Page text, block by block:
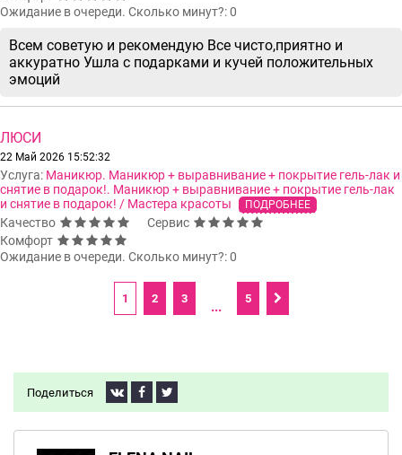
Поделиться
Ожидание в очереди. Сколько минут?: 0
Всем советую и рекомендую Все чисто,приятно и
аккуратно Ушла с подарками и кучей положительных
эмоций
ЛЮСИ
22 Май 2026 15:52:32
Услуга: Маникюр. Маникюр + выравнивание + покрытие гель-лак и
снятие в подарок!. Маникюр + выравнивание + покрытие гель-лак
и снятие в подарок! / Мастера красоты
ПОДРОБНЕЕ
Качество
Сервис
Комфорт
Ожидание в очереди. Сколько минут?: 0
1 2 3
...
5